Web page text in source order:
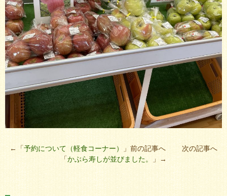
←「予約について（軽食コーナー）
」前の記事へ 次の記事へ
「かぶら寿しが並びました。 」→